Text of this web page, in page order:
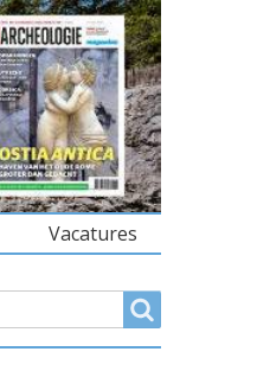
Vacatures